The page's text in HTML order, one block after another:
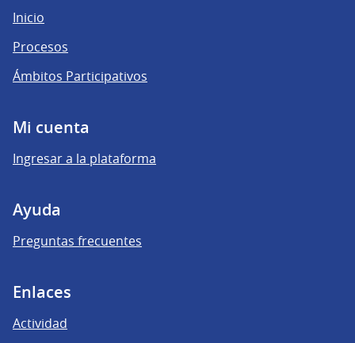
Inicio
Procesos
Ámbitos Participativos
Mi cuenta
Ingresar a la plataforma
Ayuda
Preguntas frecuentes
Enlaces
Actividad